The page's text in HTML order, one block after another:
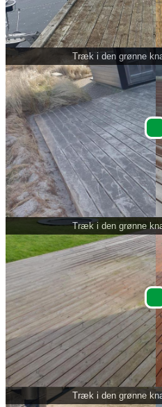
Træk i den grønne
Træk i den grønne
Træk i den grønne